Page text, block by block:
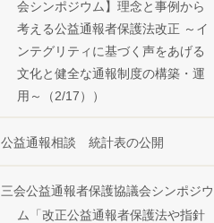
会シンポジウム】理念と事例から
考える公益通報者保護法改正 ～イ
ンテグリティに基づく声をあげる
文化と健全な通報制度の構築・運
用～（2/17））
公益通報相談 統計表の公開
三会公益通報者保護協議会シンポジウ
ム「改正公益通報者保護法や指針